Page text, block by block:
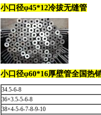
小口径φ45*12冷拔无缝管
小口径φ60*16厚壁管全国热
34.5-6-8
36×3.5-5-6-8
38×4-5-6-7-8-9-10